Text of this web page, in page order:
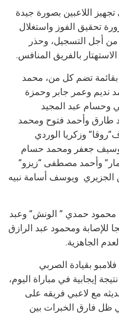
اللاعبين بصورة جيدة
تحقيق الفوز واستغلال
أجل التسجيل، وحذر
بالفريق المنافس.
بقائمة تضم كل من، محمد
نديم وعمر جابر وحمزة
وحسام عبد المجيد
طارق وأحمد فتوح ومحمد
وزكريا الوردي
وسيف جعفر ومحمد حسام
وأحمد مصطفى “زيزو”
الجزيري ويوسف أسامة نبيه
حمدي ” الونش” وعبد
للإصابة ومحمود عبد الرازق
الجاهزية.
بقيادة الصربي
إيجابية في مباراة اليوم،
مع لاعبي فريقه على
ظل فارق الخبرات بين